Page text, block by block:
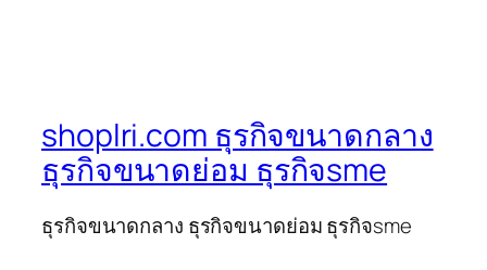
shoplri.com ธุรกิจขนาดกลาง
ธุรกิจขนาดย่อม ธุรกิจsme
ธุรกิจขนาดกลาง ธุรกิจขนาดย่อม ธุรกิจsme